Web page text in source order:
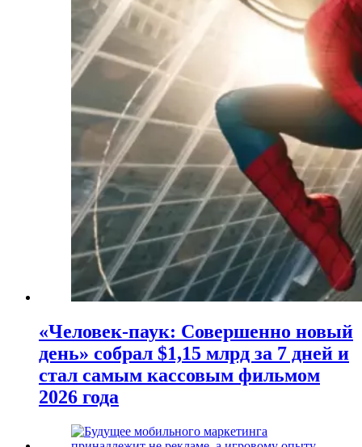
«Человек-паук: Совершенно новый
день» собрал $1,15 млрд за 7 дней и
стал самым кассовым фильмом
2026 года